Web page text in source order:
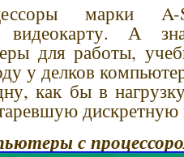
марки A-
видеокарту. А
для работы,
у делков
как бы в
дискретную
с